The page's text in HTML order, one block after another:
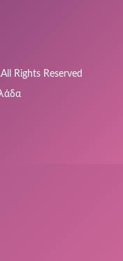
Rights Reserved